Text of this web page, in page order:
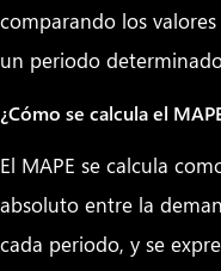
comparando los
un periodo
¿Cómo se calcula el
El MAPE se calcula
absoluto entre la
cada periodo, y se